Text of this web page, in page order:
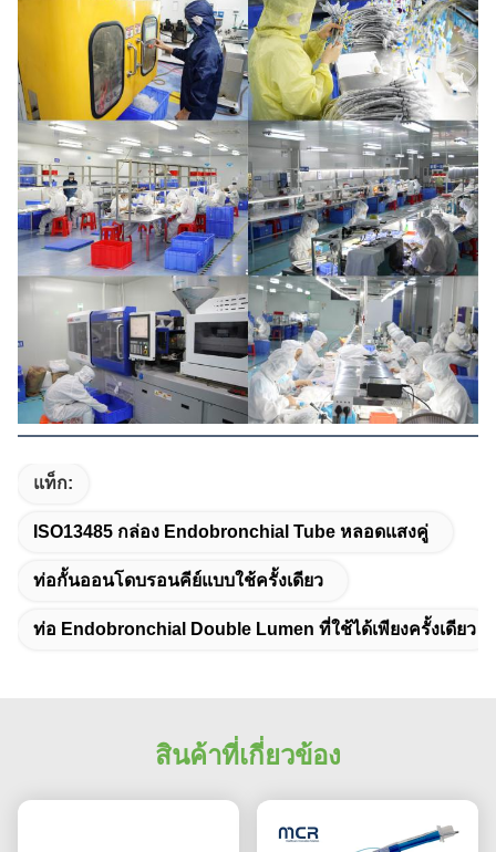
แท็ก:
ISO13485 กล่อง Endobronchial Tube หลอดแสงคู่
ท่อกั้นออนโดบรอนคีย์แบบใช้ครั้งเดียว
ท่อ Endobronchial Double Lumen ที่ใช้ได้เพียงครั้งเดียว
สินค้าที่เกี่ยวข้อง